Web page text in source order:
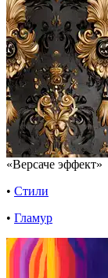
«Версаче эффект»
• Стили
• Гламур